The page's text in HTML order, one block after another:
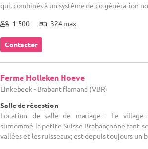
qui, combinés à un système de co-génération
1-500 324 max
Contacter
Ferme Holleken Hoeve
Linkebeek - Brabant flamand (VBR)
Salle de réception
Location de salle de mariage : Le village
surnommé la petite Suisse Brabançonne tant
vallées et les ruisseaux; est depuis toujours un